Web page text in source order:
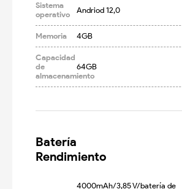
Sistema
operativo
Andriod 12,0
Memoria 4GB
Capacidad
de
almacenamiento
64GB
Batería
Rendimiento
4000mAh/3,85 V/batería de